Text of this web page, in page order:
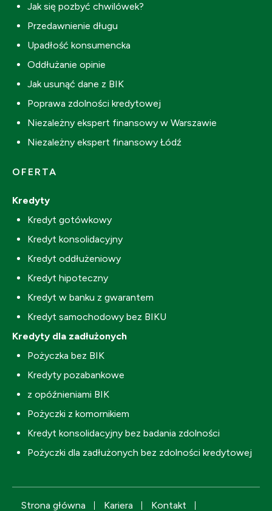
Jak się pozbyć chwilówek?
Przedawnienie długu
Upadłość konsumencka
Oddłużanie opinie
Jak usunąć dane z BIK
Poprawa zdolności kredytowej
Niezależny ekspert finansowy w Warszawie
Niezależny ekspert finansowy Łódź
OFERTA
Kredyty
Kredyt gotówkowy
Kredyt konsolidacyjny
Kredyt oddłużeniowy
Kredyt hipoteczny
Kredyt w banku z gwarantem
Kredyt samochodowy bez BIKU
Kredyty dla zadłużonych
Pożyczka bez BIK
Kredyty pozabankowe
z opóźnieniami BIK
Pożyczki z komornikiem
Kredyt konsolidacyjny bez badania zdolności
Pożyczki dla zadłużonych bez zdolności kredytowej
Strona główna Kariera Kontakt